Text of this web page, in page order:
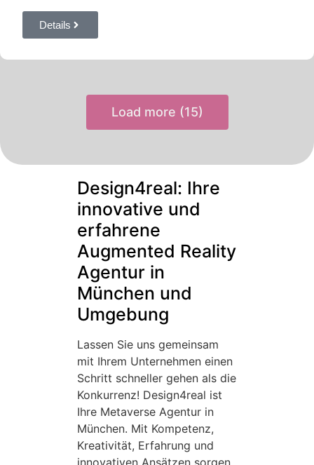
Details
Load more (15)
Design4real: Ihre
innovative und
erfahrene
Augmented Reality
Agentur in
München und
Umgebung
Lassen Sie uns gemeinsam
mit Ihrem Unternehmen einen
Schritt schneller gehen als die
Konkurrenz! Design4real ist
Ihre Metaverse Agentur in
München. Mit Kompetenz,
Kreativität, Erfahrung und
innovativen Ansätzen sorgen